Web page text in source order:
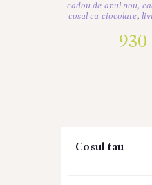
cadou de anul nou,
cosul cu ciocolate,
930
Cosul tau